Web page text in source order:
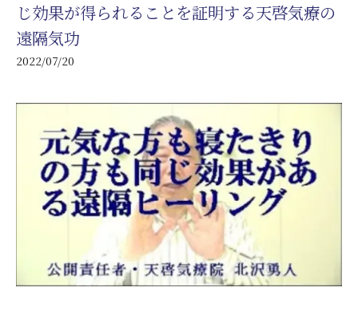
じ効果が得られることを証明する天啓気療の
遠隔気功
2022/07/20